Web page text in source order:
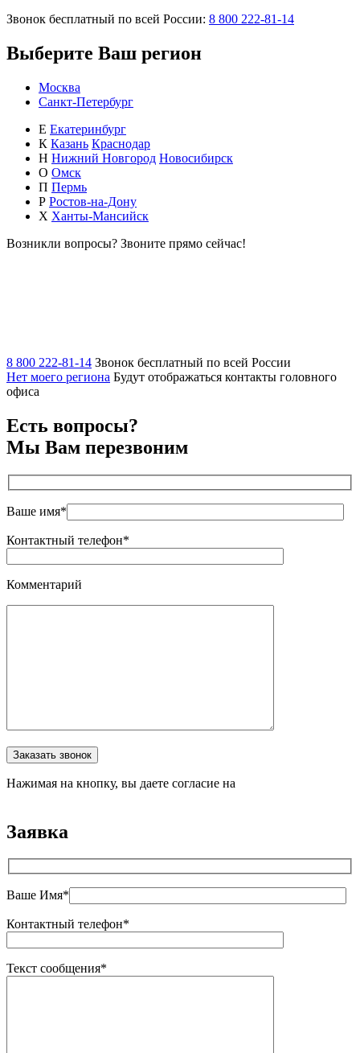
Звонок бесплатный по всей России: 8 800 222-81-14
Выберите Ваш регион
Москва
Санкт-Петербург
Е Екатеринбург
К Казань Краснодар
Н Нижний Новгород Новосибирск
О Омск
П Пермь
Р Ростов-на-Дону
Х Ханты-Мансийск
Возникли вопросы? Звоните прямо сейчас!
8 800 222-81-14 Звонок бесплатный по всей России
Нет моего региона Будут отображаться контакты головного
офиса
Есть вопросы?
Мы Вам перезвоним
Ваше имя*
Контактный телефон*
Комментарий
Оставьте это поле пустым.
Заказать звонок
Нажимая на кнопку, вы даете согласие на
Заявка
Ваше Имя*
Контактный телефон*
Текст сообщения*